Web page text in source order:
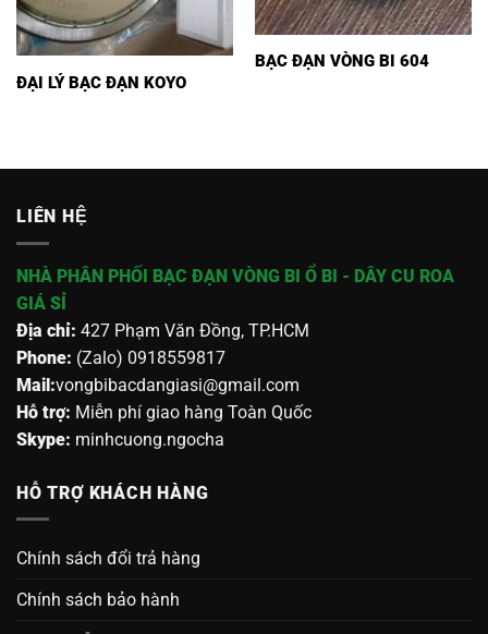
ĐẠI LÝ BẠC ĐẠN KOYO
BẠC ĐẠN VÒNG BI 604
LIÊN HỆ
NHÀ PHÂN PHỐI BẠC ĐẠN VÒNG BI Ổ BI - DÂY CU ROA
GIÁ SỈ
Địa chỉ: 427 Phạm Văn Đồng, TP.HCM
Phone: (Zalo) 0918559817
Mail:vongbibacdangiasi@gmail.com
Hỗ trợ: Miễn phí giao hàng Toàn Quốc
Skype: minhcuong.ngocha
HỖ TRỢ KHÁCH HÀNG
Chính sách đổi trả hàng
Chính sách bảo hành